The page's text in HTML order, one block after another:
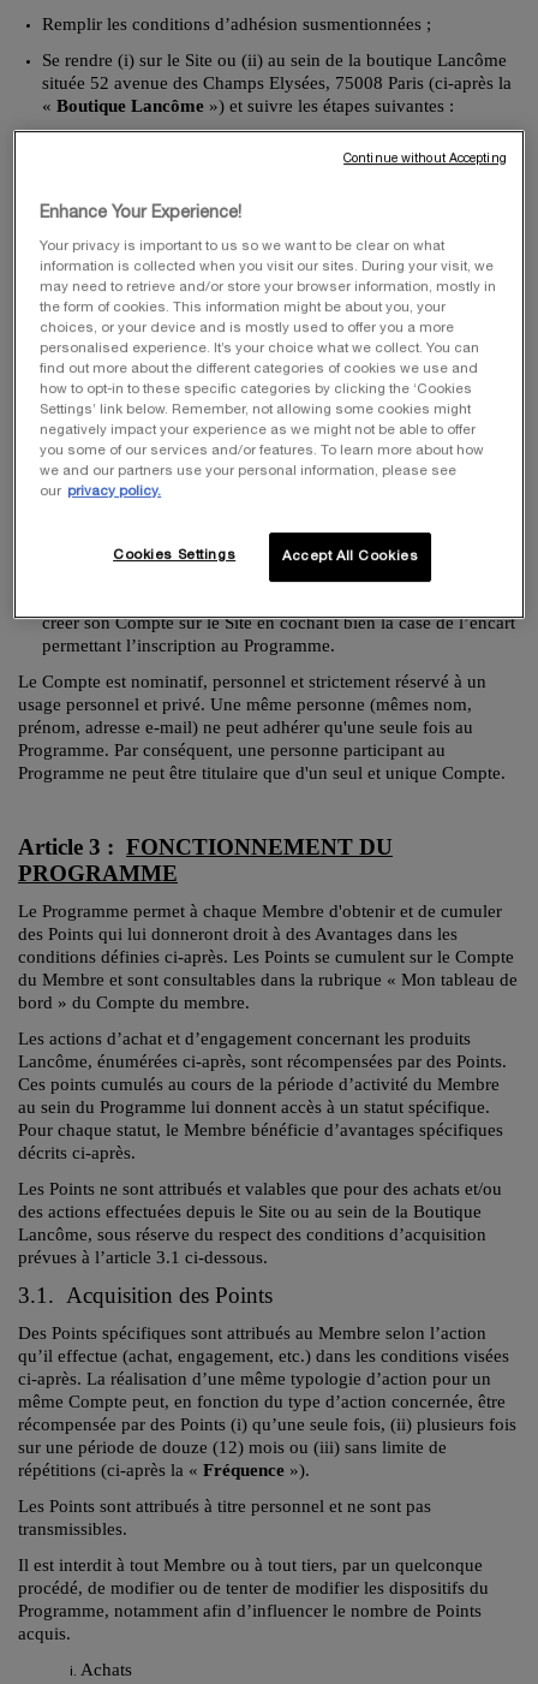
Remplir les conditions d’adhésion susmentionnées ;
Se rendre (i) sur le Site ou (ii) au sein de la boutique Lancôme
située 52 avenue des Champs Elysées, 75008 Paris (ci-après la
« Boutique Lancôme ») et suivre les étapes suivantes :
créé) en cochant bien la case de l’encart permettant
l’inscription au Programme
Se connecter directement à son Compte (si celui-ci est déjà
créé) afin d’accéder à l’encart d’adhésion dans la rubrique
« paramètres du compte »;
En cas de demande d’adhésion au sein de la Boutique Lancôme
conviendra de :
Fournir une adresse e-mail valide afin de recevoir l’e-mail
permettant d’accéder au Site pour finaliser l’adhésion au
Programme ;
Dans l’e-mail reçu, cliquer sur
connecter à son Compte et accéder à l’encart d’adhésion dans
la rubrique « paramètres du compte », ou
créer son Compte sur le Site en cochant bien la case de l’encart
permettant l’inscription au Programme.
Le Compte est nominatif, personnel et strictement réservé à un
usage personnel et privé. Une même personne (mêmes nom,
prénom, adresse e-mail) ne peut adhérer qu'une seule fois au
Programme. Par conséquent, une personne participant au
Programme ne peut être titulaire que d'un seul et unique Compte.
Article 3 : FONCTIONNEMENT DU
PROGRAMME
Le Programme permet à chaque Membre d'obtenir et de cumuler
des Points qui lui donneront droit à des Avantages dans les
conditions définies ci-après. Les Points se cumulent sur le Compte
du Membre et sont consultables dans la rubrique « Mon tableau de
bord » du Compte du membre.
Les actions d’achat et d’engagement concernant les produits
Lancôme, énumérées ci-après, sont récompensées par des Points.
Ces points cumulés au cours de la période d’activité du Membre
au sein du Programme lui donnent accès à un statut spécifique.
Pour chaque statut, le Membre bénéficie d’avantages spécifiques
décrits ci-après.
Les Points ne sont attribués et valables que pour des achats et/ou
des actions effectuées depuis le Site ou au sein de la Boutique
Lancôme, sous réserve du respect des conditions d’acquisition
prévues à l’article 3.1 ci-dessous.
3.1. Acquisition des Points
Des Points spécifiques sont attribués au Membre selon l’action
qu’il effectue (achat, engagement, etc.) dans les conditions visées
ci-après. La réalisation d’une même typologie d’action pour un
même Compte peut, en fonction du type d’action concernée, être
récompensée par des Points (i) qu’une seule fois, (ii) plusieurs fois
sur une période de douze (12) mois ou (iii) sans limite de
répétitions (ci-après la « Fréquence »).
Les Points sont attribués à titre personnel et ne sont pas
transmissibles.
Il est interdit à tout Membre ou à tout tiers, par un quelconque
procédé, de modifier ou de tenter de modifier les dispositifs du
Programme, notamment afin d’influencer le nombre de Points
acquis.
Achats
Enhance Your Experience!
Your privacy is important to us so we want to be clear on what
information is collected when you visit our sites. During your visit, we
may need to retrieve and/or store your browser information, mostly in
the form of cookies. This information might be about you, your
choices, or your device and is mostly used to offer you a more
personalised experience. It’s your choice what we collect. You can
find out more about the different categories of cookies we use and
how to opt-in to these specific categories by clicking the ‘Cookies
Settings’ link below. Remember, not allowing some cookies might
negatively impact your experience as we might not be able to offer
you some of our services and/or features. To learn more about how
we and our partners use your personal information, please see
our privacy policy.
Cookies Settings Accept All Cookies
Continue without Accepting